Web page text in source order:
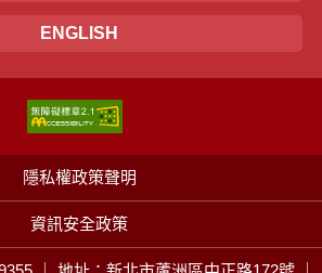
ENGLISH
隱私權政策聲明
資訊安全政策